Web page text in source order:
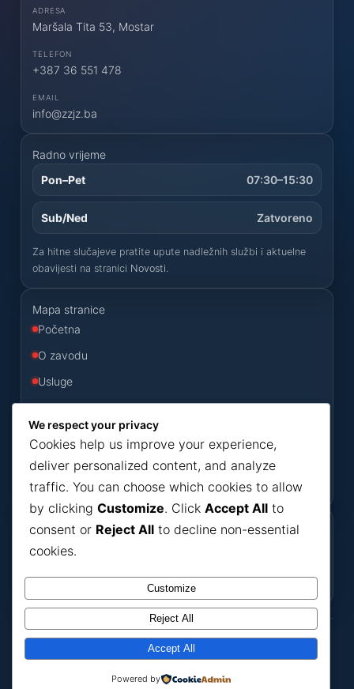
ADRESA
Maršala Tita 53, Mostar
TELEFON
+387 36 551 478
EMAIL
info@zzjz.ba
Radno vrijeme
Pon–Pet
07:30–15:30
Sub/Ned Zatvoreno
Za hitne slučajeve pratite upute nadležnih službi i aktuelne
obavijesti na stranici Novosti
Mapa stranice
Početna
O zavodu
Usluge
Odluke
Konkursi
Novosti
Kontakt
Korisni dokumenti
Dokumenti
Ako nešto ne možete pronaći, javite se putem
ZZJZ HNK
Zavod za javno zdravstvo
© ZZJZ HNK. Sva prava zadržana.
We respect your privacy
Cookies help us improve your experience,
deliver personalized content, and analyze
traffic. You can choose which cookies to allow
by clicking Customize. Click Accept All to
consent or Reject All to decline non-essential
cookies.
Customize
Reject All
Accept All
Powered by